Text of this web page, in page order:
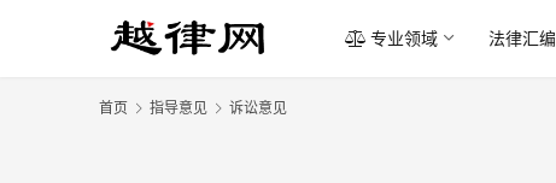
专业领域 法律汇编
首页 指导意见 诉讼意见